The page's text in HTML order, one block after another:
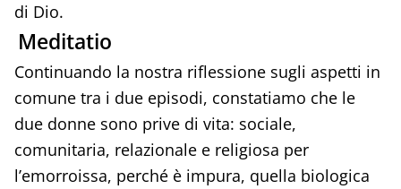
di Dio.
Meditatio
Continuando la nostra riflessione sugli aspetti in
comune tra i due episodi, constatiamo che le
due donne sono prive di vita: sociale,
comunitaria, relazionale e religiosa per
l’emorroissa, perché è impura, quella biologica